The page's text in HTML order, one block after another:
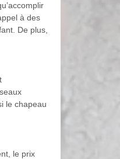
à des
De plus,
le chapeau
le prix